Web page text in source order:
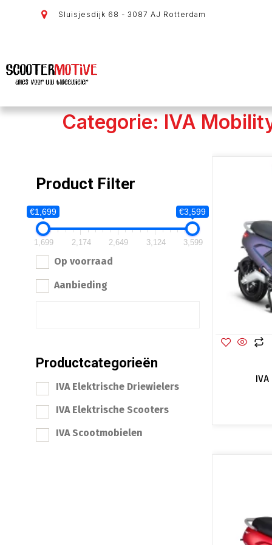
Sluisjesdijk 68 - 3087 AJ Rotterdam
Categorie: IVA
Product Filter
€1,699 €3,599
1,699 2,174 2,649 3,124 3,599
Op voorraad
Aanbieding
Productcategorieën
IVA Elektrische Driewielers
IVA Elektrische Scooters
IVA Scootmobielen